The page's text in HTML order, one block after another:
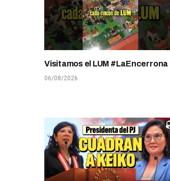
Visitamos el LUM #LaEncerrona
06/08/2026